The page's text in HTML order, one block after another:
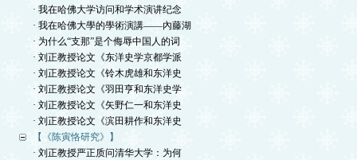
· 我在哈佛大学访问和学术演讲纪念
· 我在哈佛大學的學術演講——內藤湖
· 为什么“支那”是个侮辱中国人的词
· 刘正教授论文《东洋史学京都学派
· 刘正教授论文《铃木虎雄和东洋史
· 刘正教授论文《羽田亨和东洋史学
· 刘正教授论文《矢野仁一和东洋史
· 刘正教授论文《滨田耕作和东洋史
【《陈寅恪研究》】
· 刘正教授严正质问清华大学：为何